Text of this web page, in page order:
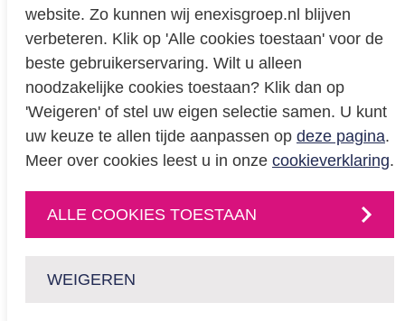
website. Zo kunnen wij enexisgroep.nl blijven
verbeteren. Klik op 'Alle cookies toestaan' voor de
beste gebruikerservaring. Wilt u alleen
noodzakelijke cookies toestaan? Klik dan op
'Weigeren' of stel uw eigen selectie samen. U kunt
uw keuze te allen tijde aanpassen op deze pagina.
Meer over cookies leest u in onze cookieverklaring.
ALLE COOKIES TOESTAAN
WEIGEREN
Privacy
Cookieverklaring
BREEAM certificering
Educatie
CONTACT